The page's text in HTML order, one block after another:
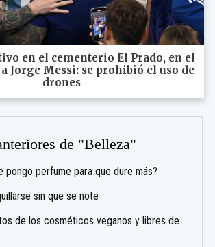
en el cementerio El Prado, en el
Jorge Messi: se prohibió el uso de
drones
de "Belleza"
pongo perfume para que dure más?
sin que se note
de los cosméticos veganos y libres de